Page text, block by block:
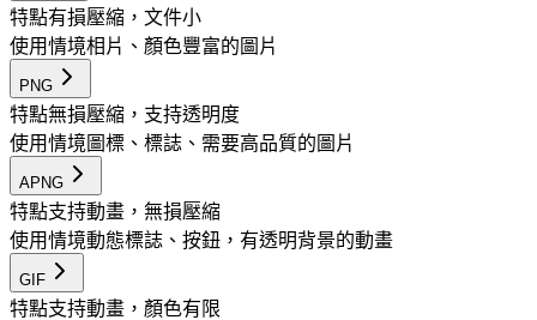
特點有損壓縮，文件小
使用情境相片、顏色豐富的圖片
PNG
特點無損壓縮，支持透明度
使用情境 圖標、標誌、需要高品質的圖片
APNG
特點支持動畫，無損壓縮
使用情境動態標誌、按鈕，有透明背景的動畫
GIF
特點支持動畫，顏色有限